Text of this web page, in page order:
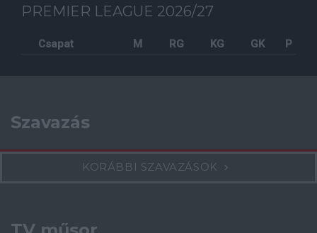
PREMIER LEAGUE 2026/27
Csapat M RG KG GK P
Szavazás
KORÁBBI SZAVAZÁSOK